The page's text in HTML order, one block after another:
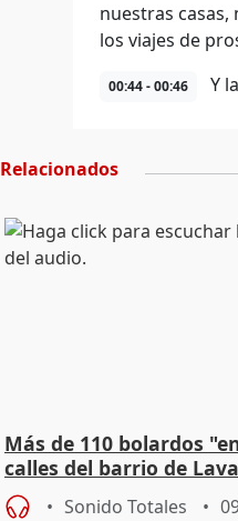
nuestras
los viajes de
00:44 - 00:46 Y
Relacionados
Más de 110 bolardos
calles del barrio de
Sonido Totales